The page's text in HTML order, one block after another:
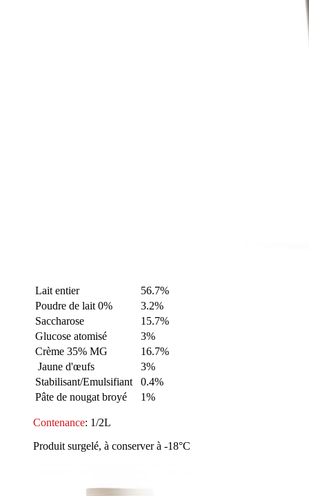
Lait entier
56.7%
Poudre de lait 0%
3.2%
Saccharose
15.7%
Glucose atomisé
3%
Crème 35% MG
16.7%
Jaune d'œufs
3%
Stabilisant/Emulsifiant
0.4%
Pâte de nougat broyé
1%
Contenance: 1/2L
Produit surgelé, à conserver à -18°C